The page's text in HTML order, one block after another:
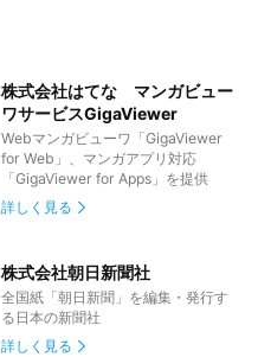
株式会社はてな マンガビュー
ワサービスGigaViewer
Webマンガビューワ「GigaViewer
for Web」、マンガアプリ対応
「GigaViewer for Apps」を提供
詳しく見る
株式会社朝日新聞社
全国紙「朝日新聞」を編集・発行す
る日本の新聞社
詳しく見る